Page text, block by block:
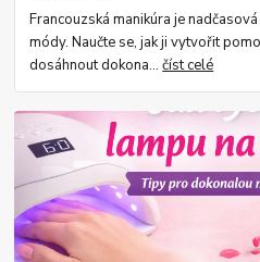
Francouzská manikúra je
módy. Naučte se, jak ji vytvořit
dosáhnout dokona...číst celé